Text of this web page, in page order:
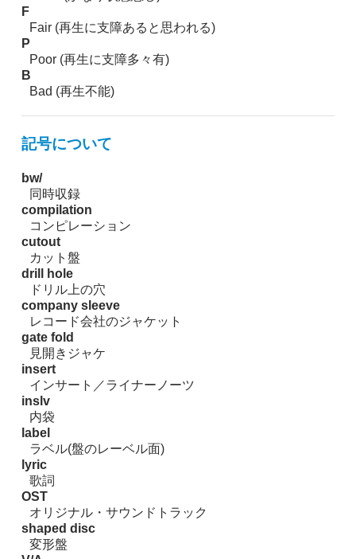
F
Fair (再生に支障あると思われる)
P
Poor (再生に支障多々有)
B
Bad (再生不能)
記号について
bw/
同時収録
compilation
コンピレーション
cutout
カット盤
drill hole
ドリル上の穴
company sleeve
レコード会社のジャケット
gate fold
見開きジャケ
insert
インサート／ライナーノーツ
inslv
内袋
label
ラベル(盤のレーベル面)
lyric
歌詞
OST
オリジナル・サウンドトラック
shaped disc
変形盤